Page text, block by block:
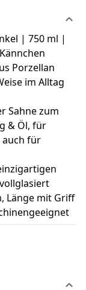
| 750 ml |
Porzellan
im Alltag
Sahne zum
& Öl, für
auch für
Länge mit Griff